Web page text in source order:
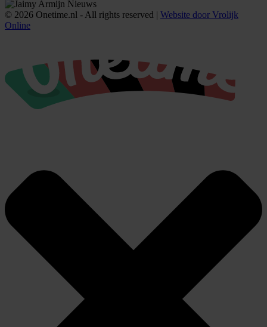
© 2026 Onetime.nl - All rights reserved | Website door Vrolijk
Online